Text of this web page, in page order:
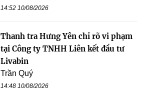
14:52 10/08/2026
Thanh tra Hưng Yên chỉ rõ vi phạm
tại Công ty TNHH Liên kết đầu tư
Livabin
Trần Quý
14:48 10/08/2026